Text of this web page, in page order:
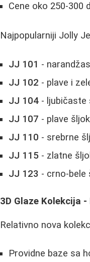
Cene oko 250-300
Najpopularniji Jolly
JJ 101 -
JJ 102 - plave i
JJ 104 - ljubičaste
JJ 107 - plave
JJ 110 - srebrne
JJ 115 - zlatne
JJ 123 - crno-bele
3D Glaze Kolekcija
Relativno nova
Providne baze sa